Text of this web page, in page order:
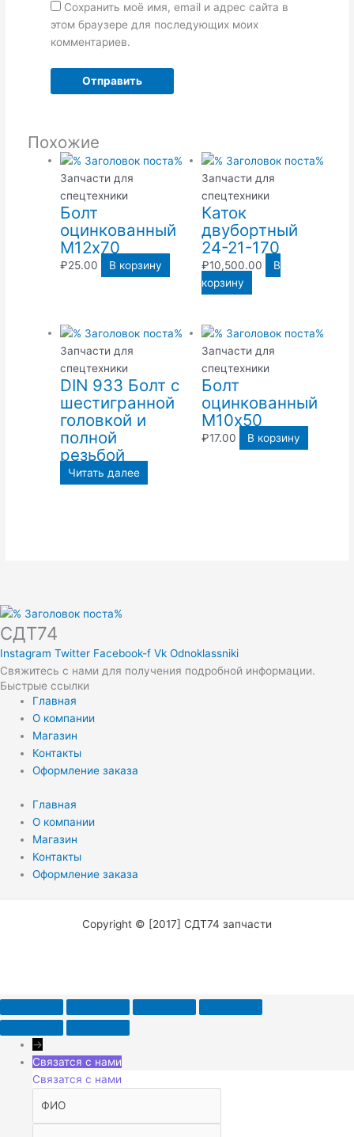
Сохранить моё имя, email и адрес сайта в
этом браузере для последующих моих
комментариев.
Похожие
Запчасти для
спецтехники
Болт
оцинкованный
М12х70
₽25.00 В корзину
Запчасти для
спецтехники
Каток
двубортный
24-21-170
₽10,500.00
В
корзину
Запчасти для
спецтехники
DIN 933 Болт с
шестигранной
головкой и
полной
резьбой
Читать далее
Запчасти для
спецтехники
Болт
оцинкованный
М10х50
₽17.00 В корзину
СДТ74
Instagram Twitter Facebook-f Vk Odnoklassniki
Свяжитесь с нами для получения подробной информации.
Быстрые ссылки
Главная
О компании
Магазин
Контакты
Оформление заказа
Главная
О компании
Магазин
Контакты
Оформление заказа
Copyright © [2017] СДТ74 запчасти
→
Связатся с нами
Связатся с нами